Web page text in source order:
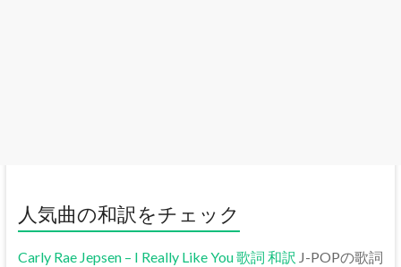
人気曲の和訳をチェック
Carly Rae Jepsen – I Really Like You 歌詞 和訳 J-POPの歌詞